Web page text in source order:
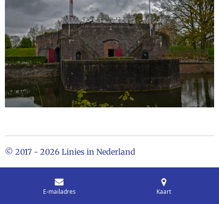
© 2017 - 2026 Linies in Nederland
E-mailadres Kaart